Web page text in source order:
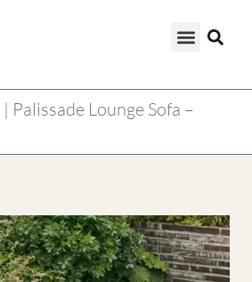
| Palissade Lounge Sofa –